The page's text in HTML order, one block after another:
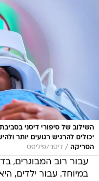
יכולים להרגיש רגועים יותר
הסריקה / דיסני/פיליפס
במיוחד. עבור ילדים,